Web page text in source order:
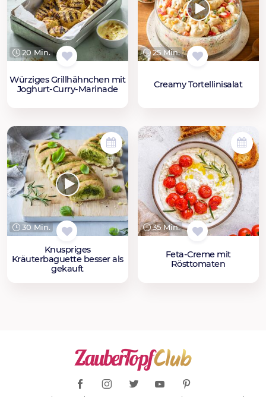
20 Min.
Würziges Grillhähnchen mit
Joghurt-Curry-Marinade
25 Min.
Creamy Tortellinisalat
30 Min.
Knuspriges
Kräuterbaguette besser als
gekauft
35 Min.
Feta-Creme mit
Rösttomaten